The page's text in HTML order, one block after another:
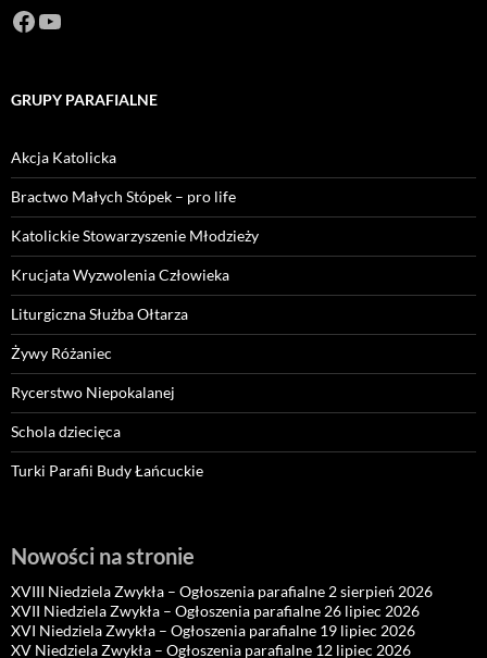
Facebook
https://www.youtube.com/channel/
GRUPY PARAFIALNE
Akcja Katolicka
Bractwo Małych Stópek – pro life
Katolickie Stowarzyszenie Młodzieży
Krucjata Wyzwolenia Człowieka
Liturgiczna Służba Ołtarza
Żywy Różaniec
Rycerstwo Niepokalanej
Schola dziecięca
Turki Parafii Budy Łańcuckie
Nowości na stronie
XVIII Niedziela Zwykła – Ogłoszenia parafialne 2 sierpień 2026
XVII Niedziela Zwykła – Ogłoszenia parafialne 26 lipiec 2026
XVI Niedziela Zwykła – Ogłoszenia parafialne 19 lipiec 2026
XV Niedziela Zwykła – Ogłoszenia parafialne 12 lipiec 2026